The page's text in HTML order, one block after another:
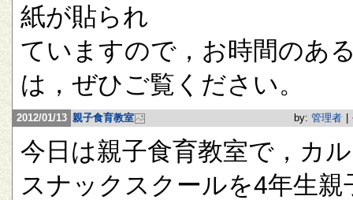
紙が貼られ
ていますので，お時間のあ
は，ぜひご覧ください。
2012/01/13 親子食育教室 by: 管理者
今日は親子食育教室で，カ
スナックスクールを4年生親